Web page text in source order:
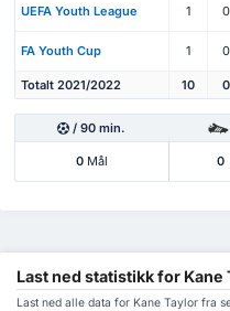
UEFA Youth League 1 0
FA Youth Cup 1 0
Totalt 2021/2022 10 0
/ 90 min.
0Mål 0
Last ned statistikk for Kane
Last ned alle data for Kane Taylor fra